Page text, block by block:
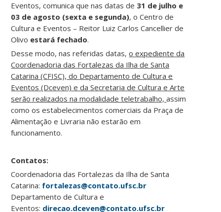
Eventos, comunica que nas datas de 31 de julho e
03 de agosto (sexta e segunda), o Centro de
Cultura e Eventos – Reitor Luiz Carlos Cancellier de
Olivo estará fechado.
Desse modo, nas referidas datas,o expediente da
Coordenadoria das Fortalezas da Ilha de Santa
Catarina (CFISC), do Departamento de Cultura e
Eventos (Dceven) e da Secretaria de Cultura e Arte
serão realizados na modalidade teletrabalho,assim
como os estabelecimentos comerciais da Praça de
Alimentação e Livraria não estarão em
funcionamento.
Contatos:
Coordenadoria das Fortalezas da Ilha de Santa
Catarina: fortalezas@contato.ufsc.br
Departamento de Cultura e
Eventos: direcao.dceven@contato.ufsc.br